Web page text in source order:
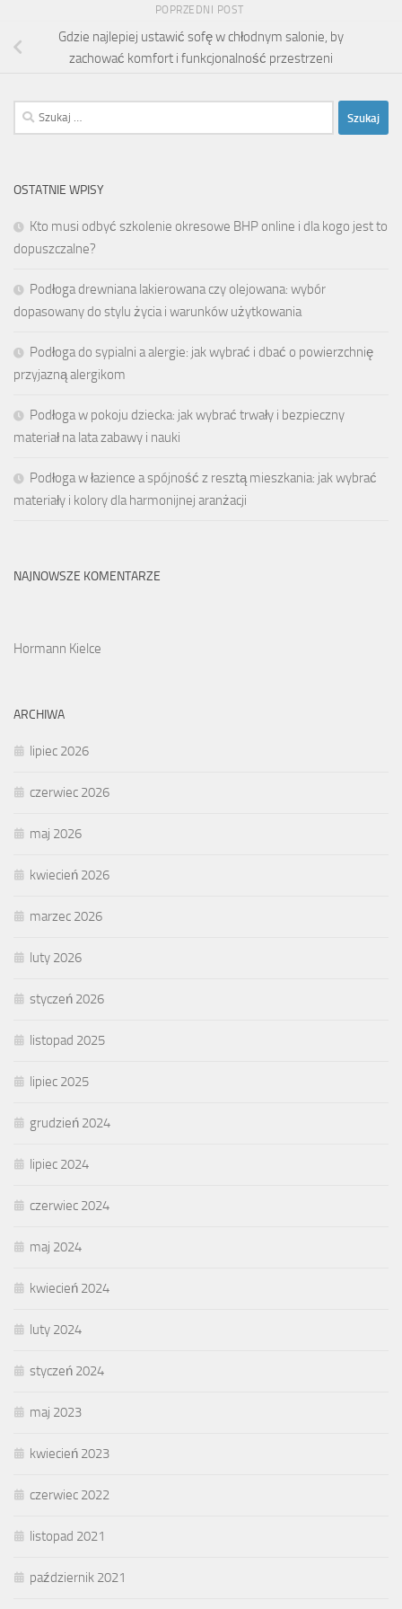
POPRZEDNI POST
Gdzie najlepiej ustawić sofę w chłodnym salonie, by
zachować komfort i funkcjonalność przestrzeni
Szukaj:
OSTATNIE WPISY
Kto musi odbyć szkolenie okresowe BHP online i dla kogo jest to
dopuszczalne?
Podłoga drewniana lakierowana czy olejowana: wybór
dopasowany do stylu życia i warunków użytkowania
Podłoga do sypialni a alergie: jak wybrać i dbać o powierzchnię
przyjazną alergikom
Podłoga w pokoju dziecka: jak wybrać trwały i bezpieczny
materiał na lata zabawy i nauki
Podłoga w łazience a spójność z resztą mieszkania: jak wybrać
materiały i kolory dla harmonijnej aranżacji
NAJNOWSZE KOMENTARZE
Hormann Kielce
ARCHIWA
lipiec 2026
czerwiec 2026
maj 2026
kwiecień 2026
marzec 2026
luty 2026
styczeń 2026
listopad 2025
lipiec 2025
grudzień 2024
lipiec 2024
czerwiec 2024
maj 2024
kwiecień 2024
luty 2024
styczeń 2024
maj 2023
kwiecień 2023
czerwiec 2022
listopad 2021
październik 2021